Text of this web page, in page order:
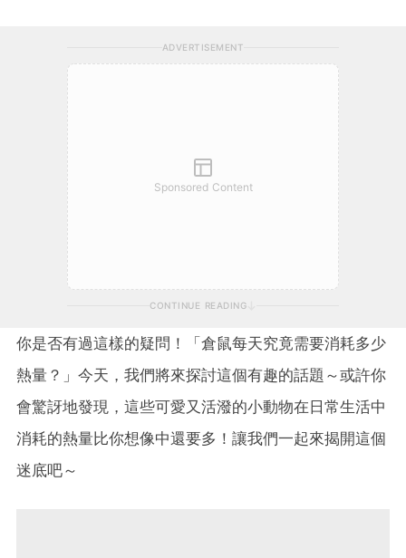
ADVERTISEMENT
Sponsored Content
CONTINUE READING
你是否有過這樣的疑問！「倉鼠每天究竟需要消耗多少
熱量？」今天，我們將來探討這個有趣的話題～或許你
會驚訝地發現，這些可愛又活潑的小動物在日常生活中
消耗的熱量比你想像中還要多！讓我們一起來揭開這個
迷底吧～